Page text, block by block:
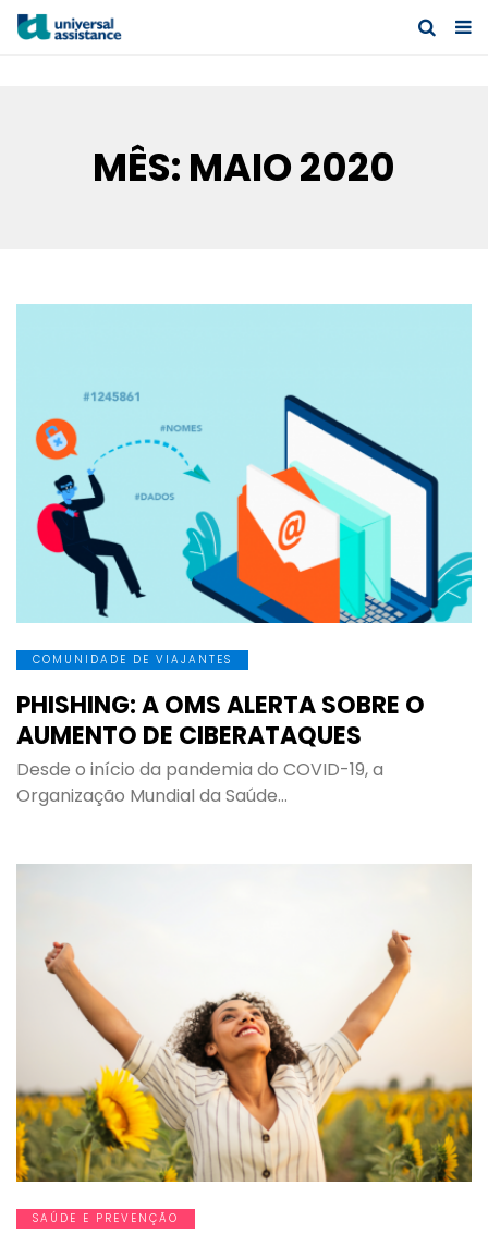
ENTRO AL INDEX
MÊS: MAIO 2020
COMUNIDADE DE VIAJANTES
PHISHING: A OMS ALERTA SOBRE O
AUMENTO DE CIBERATAQUES
Desde o início da pandemia do COVID-19, a
Organização Mundial da Saúde…
SAÚDE E PREVENÇÃO